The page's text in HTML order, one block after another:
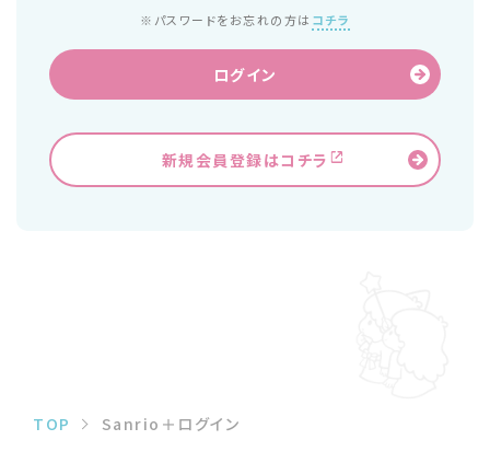
※パスワードをお忘れの方は コチラ
ログイン
新規会員登録はコチラ
TOP Sanrio＋ログイン